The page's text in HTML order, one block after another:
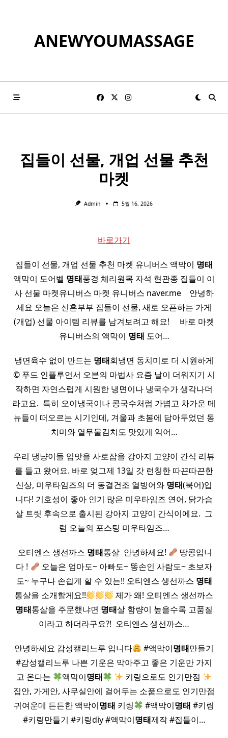
ANEWYOUMASSAGE
집들이 선물, 개업 선물 추천
마켓
Admin 5월 16, 2026
바로가기
집들이 선물, 개업 선물 추천 마켓 유니버스 액막이 명태
액막이 도어벨 명태풍경 체리원목 자석 현관종 집들이 이
사 선물 마켓유니버스 마켓 유니버스 naver.me ​ ​ ​ 안녕하
세요 오늘은 신혼부부 집들이 선물, 새로 오픈하는 가게
(개업) 선물 아이템 리뷰를 남겨보려고 해요! ​ ​ ​ ​ 바로 마켓
유니버스의 액막이 명태 도어…
냉면육수 없이 만드는 명태회냉면 동치미로 더 시원하게
© 푸드 인플루언서 오븐의 마법사 요즘 날이 더워지기 시
작하면 자연스럽게 시원한 냉면이나 냉국수가 생각나더
라고요. ​ 특히 오이냉국이나 콩국수처럼 가볍고 차가운 메
뉴들이 떠오르는 시기인데, 겨울과 초봄에 담아두었던 동
치미와 열무물김치도 맛있게 익어…
우리 댕냥이들 입맛을 사로잡을 강아지 고양이 간식 리뷰
를 들고 왔어요. 바로 엊그제 13일 갓 런칭한 따끈따끈한
신상, 미우타임즈의 더 동결건조 열빙어와 명태(북어)입
니다! 기호성이 좋아 인기 많은 미우타임즈 연어, 닭가슴
살 트릿 후속으로 출시된 강아지 고양이 간식이에요. ​ 그
럼 오늘의 포스팅 미우타임즈…
​ 오티엔스 생선까스 명태통살 ​ 안녕하세요!
땅콩입니
다 !
오늘은 엄마도~ 아빠도~ 똥손인 사람도~ 초보자
도~ 누구나 손쉽게 할 수 있는!! 오티엔스 생선까스 명태
통살을 소개할게요!!
제가 왜! 오티엔스 생선까스
명태통살을 주문했냐면 명태살 함량이 높을수록 고품질
이라고 하더라구요?! ​ 오티엔스 생선까스…
안녕하세요 감성캘리느루 입니다 #액막이명태만들기
#감성캘리느루 나쁜 기운은 막아주고 좋은 기운만 가지
고 온다는
액막이명태
키링으로도 인기만점
집안, 가게안, 사무실안에 걸어두는 소품으로도 인기만점
귀여운데 든든한 액막이명태 키링 #액막이명태 #키링
#키링만들기 #키링diy #액막이명태제작 #집들이…